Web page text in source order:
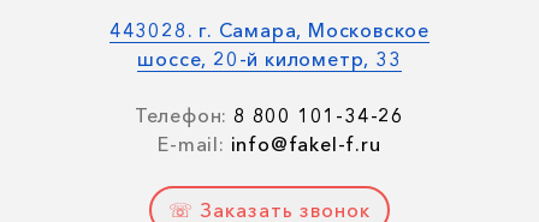
443028. г. Самара, Московское
шоссе, 20-й километр, 33
Телефон: 8 800 101-34-26
E-mail: info@fakel-f.ru
☏ Заказать звонок